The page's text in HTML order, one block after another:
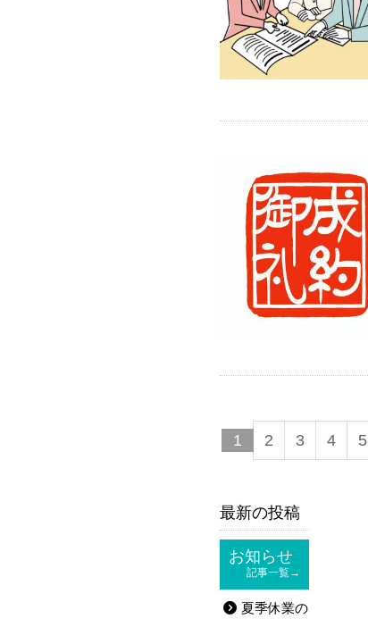
1 2 3 4 5
最新の投稿
お知らせ
記事一覧→
夏季休業の